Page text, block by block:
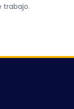
trabajo.